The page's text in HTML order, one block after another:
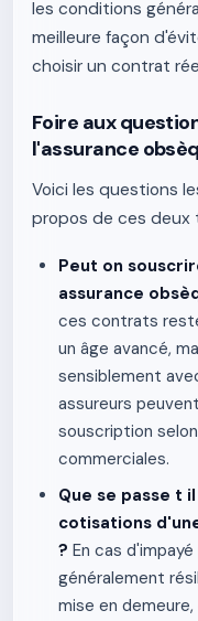
les conditions
meilleure façon
choisir un contrat
Foire aux
l'assurance
Voici les questions
propos de ces deux
Peut on
assurance
ces contrats
un âge avancé,
sensiblement
assureurs
souscription
commerciales.
Que se passe t
cotisations
? En cas
généralement
mise en